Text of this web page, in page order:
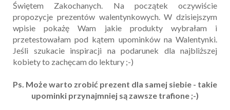
Świętem Zakochanych. Na początek oczywiście
propozycje prezentów walentynkowych. W dzisiejszym
wpisie pokażę Wam jakie produkty wybrałam i
przetestowałam pod kątem upominków na Walentynki.
Jeśli szukacie inspiracji na podarunek dla najbliższej
kobiety to zachęcam do lektury ;-)
Ps. Może warto zrobić prezent dla samej siebie - takie
upominki przynajmniej są zawsze trafione ;-)